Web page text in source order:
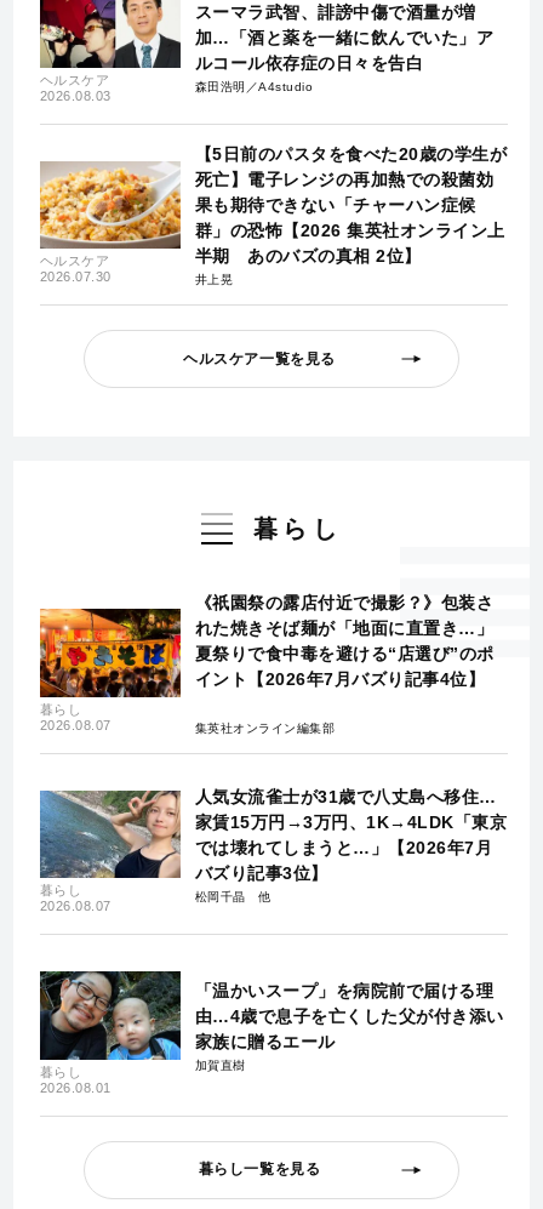
ヘルスケア
2026.08.03
スーマラ武智、誹謗中傷で酒量が増
加…「酒と薬を一緒に飲んでいた」ア
ルコール依存症の日々を告白
森田浩明／A4studio
ヘルスケア
2026.07.30
【5日前のパスタを食べた20歳の学生が
死亡】電子レンジの再加熱での殺菌効
果も期待できない「チャーハン症候
群」の恐怖【2026 集英社オンライン上
半期 あのバズの真相 2位】
井上晃
ヘルスケア一覧を見る
暮らし
暮らし
2026.08.07
《祇園祭の露店付近で撮影？》包装さ
れた焼きそば麺が「地面に直置き…」
夏祭りで食中毒を避ける“店選び”のポ
イント【2026年7月バズり記事4位】
集英社オンライン編集部
暮らし
2026.08.07
人気女流雀士が31歳で八丈島へ移住…
家賃15万円→3万円、1K→4LDK「東京
では壊れてしまうと…」【2026年7月
バズり記事3位】
松岡千晶
暮らし
2026.08.01
「温かいスープ」を病院前で届ける理
由…4歳で息子を亡くした父が付き添い
家族に贈るエール
加賀直樹
暮らし一覧を見る